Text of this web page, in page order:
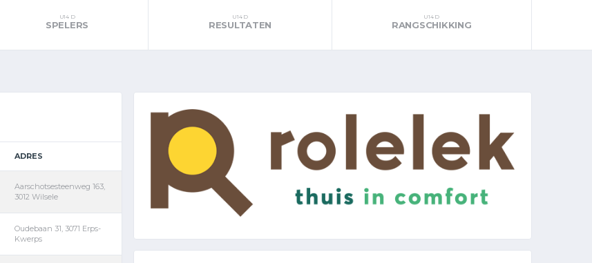
U14 D
SPELERS
U14 D
RESULTATEN
U14 D
RANGSCHIKKING
ADRES
Aarschotsesteenweg 163,
3012 Wilsele
Oudebaan 31, 3071 Erps-
Kwerps